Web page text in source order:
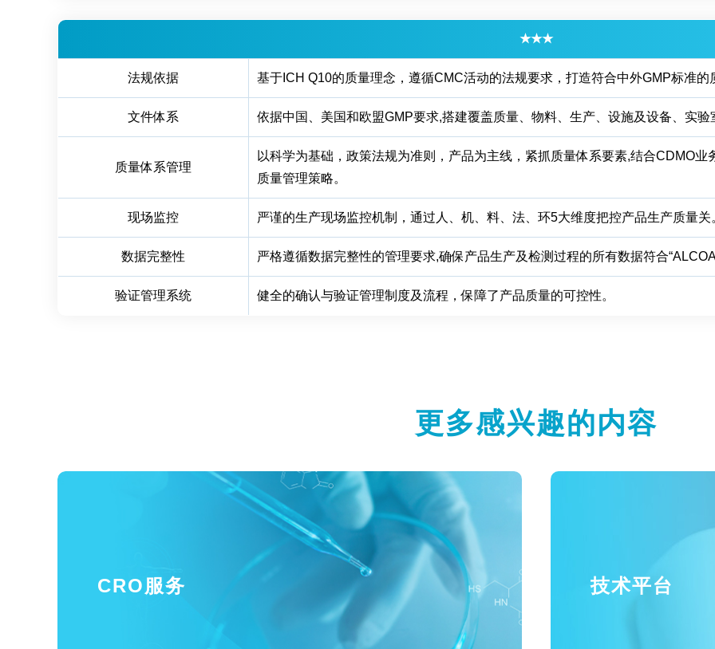
★★★
法规依据 基于ICH Q10的质量理念，遵循CMC活动的法规要求，打造符合中外GMP标准的
文件体系 依据中国、美国和欧盟GMP要求,搭建覆盖质量、物料、生产、设施及设备、实
质量体系管理
以科学为基础，政策法规为准则，产品为主线，紧抓质量体系要素,结合CDMO
质量管理策略。
现场监控 严谨的生产现场监控机制，通过人、机、料、法、环5大维度把控产品生产质量关
数据完整性 严格遵循数据完整性的管理要求,确保产品生产及检测过程的所有数据符合
验证管理系统 健全的确认与验证管理制度及流程，保障了产品质量的可控性。
更多感兴趣的内容
CRO服务 技术平台